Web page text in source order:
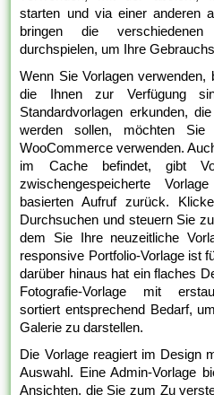
starten und via einer anderen
bringen die
durchspielen, um Ihre
Wenn Sie Vorlagen verwenden,
die Ihnen zur Verfügung
Standardvorlagen erkunden,
werden sollen, möchten
WooCommerce verwenden.
im Cache befindet, gibt
zwischengespeicherte
basierten Aufruf zurück.
Durchsuchen und steuern Sie
dem Sie Ihre neuzeitliche
responsive Portfolio-Vorlage ist
darüber hinaus hat ein flaches
Fotografie-Vorlage mit
sortiert entsprechend Bedarf,
Galerie zu darstellen.
Die Vorlage reagiert im Design
Auswahl. Eine Admin-Vorlage
Ansichten, die Sie zum Zu